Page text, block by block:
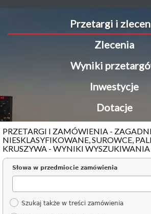
Przetargi i
Zlecenia
Wyniki
Inwestycje
Dotacje
PRZETARGI I ZAMÓWIENIA -
NIESKLASYFIKOWANE, SUROWCE,
KRUSZYWA - WYNIKI WYSZUKIWANIA
Słowa w przedmiocie zamówienia
Szukaj także w treści zamówienia